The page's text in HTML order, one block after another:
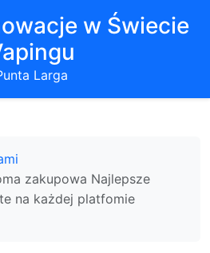
w Świecie
Larga
zakupowa Najlepsze
na każdej platfomie